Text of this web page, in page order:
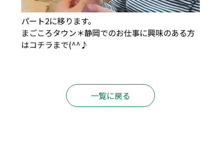
パート2に移ります。
まごころタウン＊静岡でのお仕事に興味のある方
はコチラ まで(^^♪
一覧に戻る